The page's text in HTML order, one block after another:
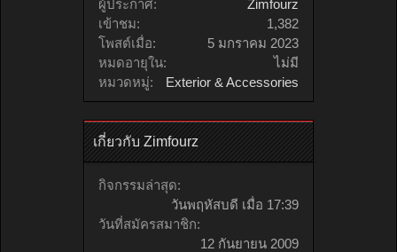
ผู้ประกาศ:
Zimfourz
เข้าชม:
1,382
โพสต์เมื่อ:
5 มกราคม 2023
หมดอายุใน:
ไม่มี
หมวดหมู่:
Exterior & Accessories
เกี่ยวกับ Zimfourz
กิจกรรมล่าสุด:
วันพฤหัสบดี เมื่อ 17:39
วันที่สมัครสมาชิก:
12 กันยายน 2009